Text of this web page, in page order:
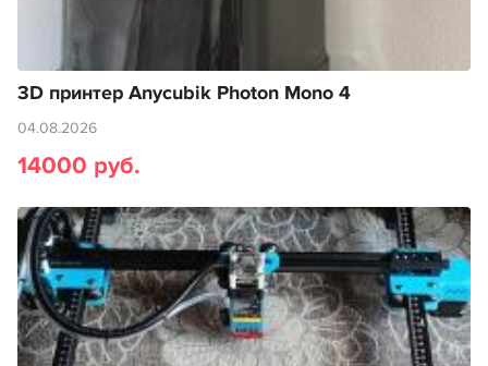
3D принтер Anycubik Photon Mono 4
04.08.2026
14000 руб.